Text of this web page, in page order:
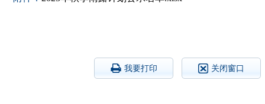
我要打印 关闭窗口